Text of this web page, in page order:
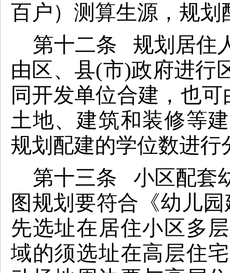
百户）测算生源，规划
第十二条 规划居住
由区、县(市)政府进行
同开发单位合建，也
土地、建筑和装修等
规划配建的学位数进行
第十三条 小区配套
图规划要符合《幼儿
先选址在居住小区多
域的须选址在高层住